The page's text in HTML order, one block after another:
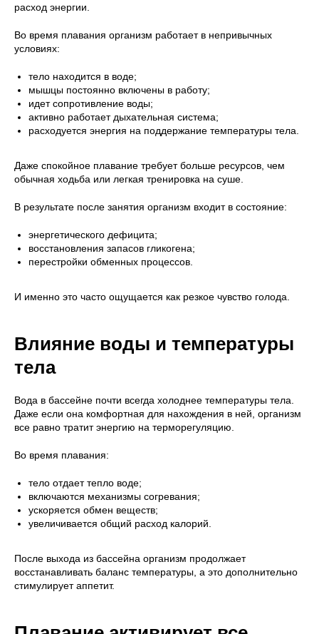
расход энергии.
Во время плавания организм работает в непривычных
условиях:
тело находится в воде;
мышцы постоянно включены в работу;
идет сопротивление воды;
активно работает дыхательная система;
расходуется энергия на поддержание температуры тела.
Даже спокойное плавание требует больше ресурсов, чем
обычная ходьба или легкая тренировка на суше.
В результате после занятия организм входит в состояние:
энергетического дефицита;
восстановления запасов гликогена;
перестройки обменных процессов.
И именно это часто ощущается как резкое чувство голода.
Влияние воды и температуры
тела
Вода в бассейне почти всегда холоднее температуры тела.
Даже если она комфортная для нахождения в ней, организм
все равно тратит энергию на терморегуляцию.
Во время плавания:
тело отдает тепло воде;
включаются механизмы согревания;
ускоряется обмен веществ;
увеличивается общий расход калорий.
После выхода из бассейна организм продолжает
восстанавливать баланс температуры, а это дополнительно
стимулирует аппетит.